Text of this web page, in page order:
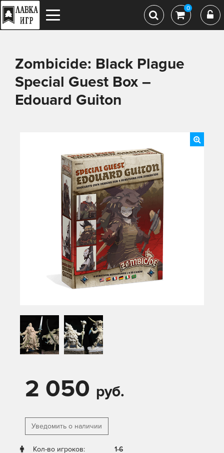
0
Zombicide: Black Plague
Special Guest Box –
Edouard Guiton
2 050 руб.
Уведомить о наличии
Кол-во игроков: 1-6